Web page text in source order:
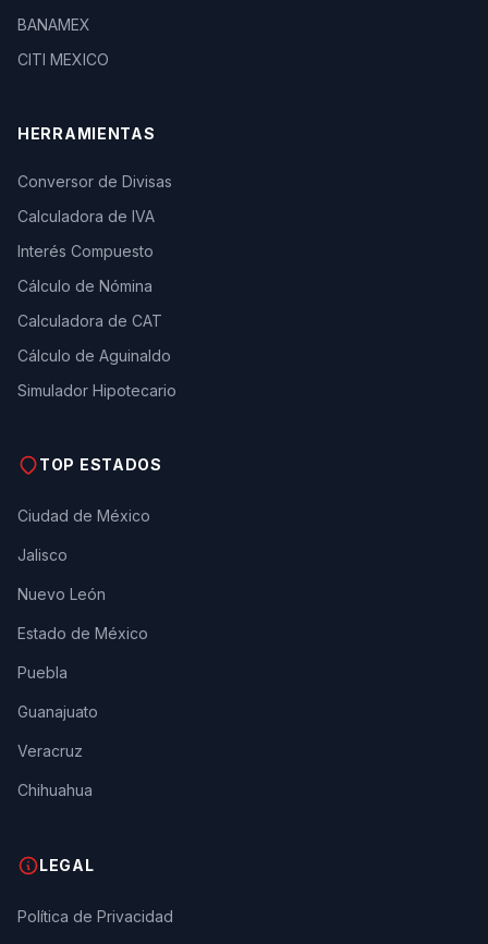
BANAMEX
CITI MEXICO
HERRAMIENTAS
Conversor de Divisas
Calculadora de IVA
Interés Compuesto
Cálculo de Nómina
Calculadora de CAT
Cálculo de Aguinaldo
Simulador Hipotecario
TOP ESTADOS
Ciudad de México
Jalisco
Nuevo León
Estado de México
Puebla
Guanajuato
Veracruz
Chihuahua
LEGAL
Política de Privacidad